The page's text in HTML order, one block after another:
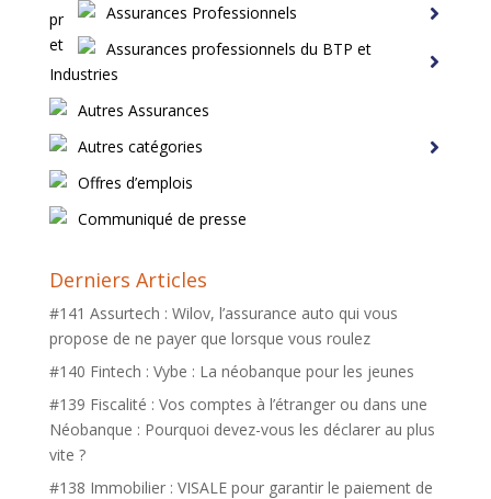
Assurances Professionnels
Assurances professionnels du BTP et
Industries
Autres Assurances
Autres catégories
Offres d’emplois
Communiqué de presse
Derniers Articles
#141 Assurtech : Wilov, l’assurance auto qui vous
propose de ne payer que lorsque vous roulez
#140 Fintech : Vybe : La néobanque pour les jeunes
#139 Fiscalité : Vos comptes à l’étranger ou dans une
Néobanque : Pourquoi devez-vous les déclarer au plus
vite ?
#138 Immobilier : VISALE pour garantir le paiement de